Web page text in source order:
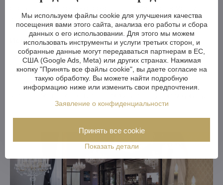
элегантность и тонкий блеск хрусталя.
Исторические места: Старый дом The Old Rectory в
Ирландиистал романтическим местом проведения
свадеб, где хрустальные светильники создают
незабываемую атмосферу. На Азорских островах они
украшают историческую ратушу XVIII века, которую их
Мы используем файлы cookie для улучшения качества
посещения вами этого сайта, анализа его работы и сбора
данных о его использовании. Для этого мы можем
использовать инструменты и услуги третьих сторон, и
собранные данные могут передаваться партнерам в ЕС,
США (Google Ads, Meta) или других странах. Нажимая
кнопку "Принять все файлы cookie", вы даете согласие на
такую обработку. Вы можете найти подробную
информацию ниже или изменить свои предпочтения.
Заявление о конфиденциальности
Показать детали
Принять все cookie